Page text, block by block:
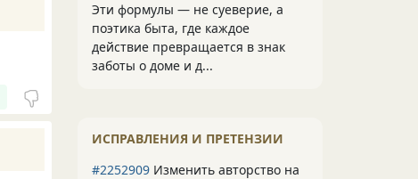
Эти формулы — не суеверие, а
поэтика быта, где каждое
действие превращается в знак
заботы о доме и д...
ИСПРАВЛЕНИЯ И ПРЕТЕНЗИИ
#2252909 Изменить авторство на